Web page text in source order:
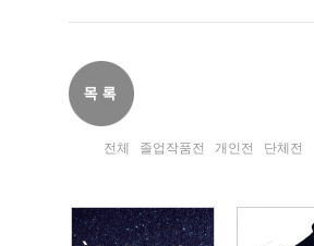
전체 졸업작품전 개인전 단체전